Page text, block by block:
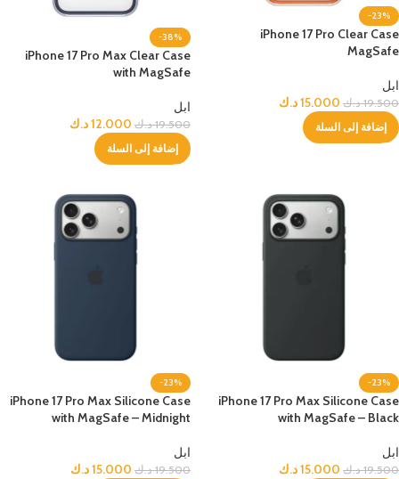
-23%
iPhone 17 Pro Clear Case
MagSafe
ابل
19.500 د.ك 15.000د.ك
إضافة إلى السلة
-38%
iPhone 17 Pro Max Clear Case
with MagSafe
ابل
19.500 د.ك 12.000د.ك
إضافة إلى السلة
-23%
iPhone 17 Pro Max Silicone Case
with MagSafe – Black
ابل
19.500 د.ك 15.000د.ك
-23%
iPhone 17 Pro Max Silicone Case
with MagSafe – Midnight
ابل
19.500 د.ك 15.000د.ك